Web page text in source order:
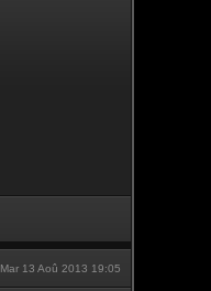
Mar 13 Aoû 2013 19:05